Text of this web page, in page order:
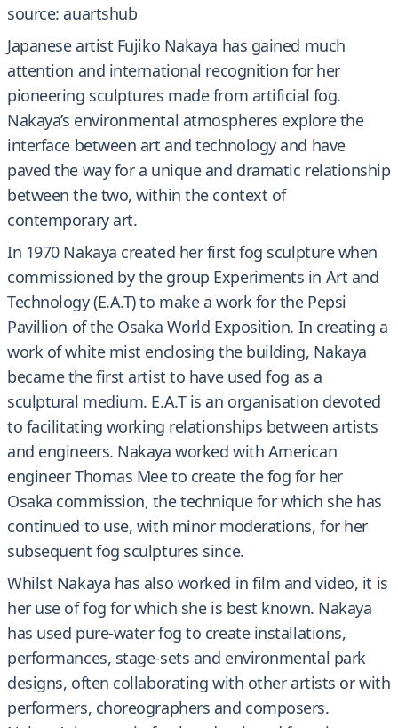
source: auartshub
Japanese artist Fujiko Nakaya has gained much
attention and international recognition for her
pioneering sculptures made from artificial fog.
Nakaya’s environmental atmospheres explore the
interface between art and technology and have
paved the way for a unique and dramatic relationship
between the two, within the context of
contemporary art.
In 1970 Nakaya created her first fog sculpture when
commissioned by the group Experiments in Art and
Technology (E.A.T) to make a work for the Pepsi
Pavillion of the Osaka World Exposition. In creating a
work of white mist enclosing the building, Nakaya
became the first artist to have used fog as a
sculptural medium. E.A.T is an organisation devoted
to facilitating working relationships between artists
and engineers. Nakaya worked with American
engineer Thomas Mee to create the fog for her
Osaka commission, the technique for which she has
continued to use, with minor moderations, for her
subsequent fog sculptures since.
Whilst Nakaya has also worked in film and video, it is
her use of fog for which she is best known. Nakaya
has used pure-water fog to create installations,
performances, stage-sets and environmental park
designs, often collaborating with other artists or with
performers, choreographers and composers.